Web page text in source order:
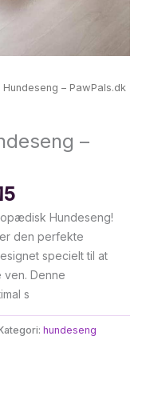
– PawPals.dk
–
Den
aktuelle
pris
er:
kr. 1.274,15.
Hundeseng!
den perfekte
specielt til at
Denne
s
hundeseng